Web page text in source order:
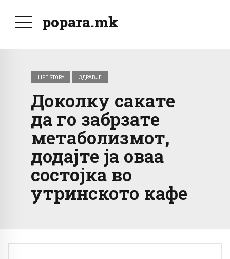
popara.mk
LIFE STORY ЗДРАВЈЕ
Доколку сакате
да го забрзате
метаболизмот,
додајте ја оваа
состојка во
утринското кафе